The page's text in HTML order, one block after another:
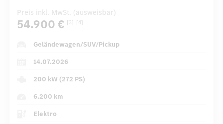
Preis inkl. MwSt. (ausweisbar)
54.900 € [3] [4]
Geländewagen/SUV/Pickup
14.07.2026
200 kW (272 PS)
6.200 km
Elektro